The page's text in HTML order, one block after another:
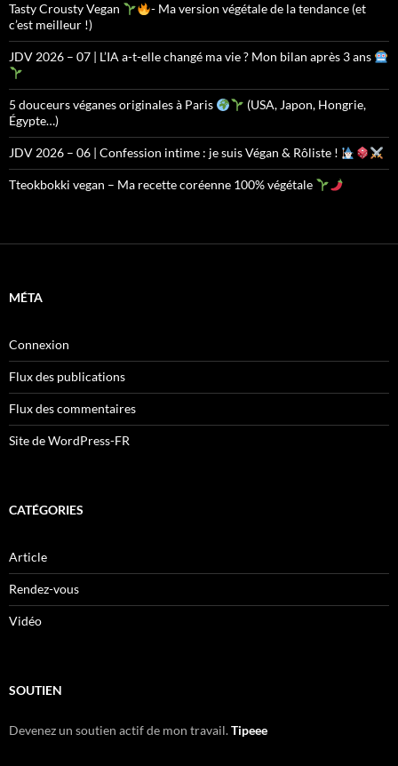
Tasty Crousty Vegan
- Ma version végétale de la tendance (et
c’est meilleur !)
JDV 2026 – 07 | L’IA a-t-elle changé ma vie ? Mon bilan après 3 ans
5 douceurs véganes originales à Paris
(USA, Japon, Hongrie,
Égypte…)
JDV 2026 – 06 | Confession intime : je suis Végan & Rôliste !
Tteokbokki vegan – Ma recette coréenne 100% végétale
MÉTA
Connexion
Flux des publications
Flux des commentaires
Site de WordPress-FR
CATÉGORIES
Article
Rendez-vous
Vidéo
SOUTIEN
Devenez un soutien actif de mon travail.Tipeee